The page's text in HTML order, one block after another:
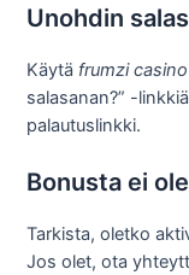
Unohdin
Käytä frumzi
salasanan?” -
palautuslinkki.
Bonusta ei
Tarkista, oletko
Jos olet, ota